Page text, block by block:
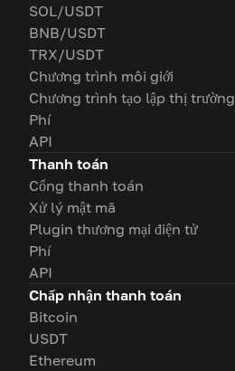
SOL/USDT
BNB/USDT
TRX/USDT
Chương trình môi giới
Chương trình tạo lập thị trường
Phí
API
Thanh toán
Cổng thanh toán
Xử lý mật mã
Plugin thương mại điện tử
Phí
API
Chấp nhận thanh toán
Bitcoin
USDT
Ethereum